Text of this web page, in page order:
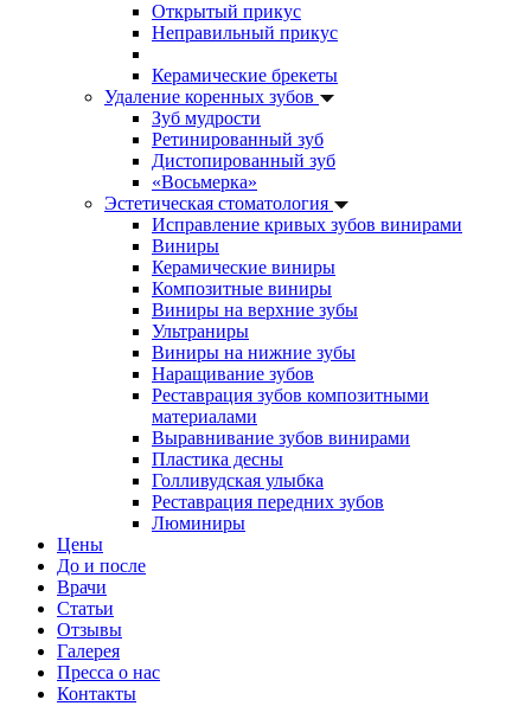
Открытый прикус
Неправильный прикус
Керамические брекеты
Удаление коренных зубов
Зуб мудрости
Ретинированный зуб
Дистопированный зуб
«Восьмерка»
Эстетическая стоматология
Исправление кривых зубов винирами
Виниры
Керамические виниры
Композитные виниры
Виниры на верхние зубы
Ультраниры
Виниры на нижние зубы
Наращивание зубов
Реставрация зубов композитными
материалами
Выравнивание зубов винирами
Пластика десны
Голливудская улыбка
Реставрация передних зубов
Люминиры
Цены
До и после
Врачи
Статьи
Отзывы
Галерея
Пресса о нас
Контакты